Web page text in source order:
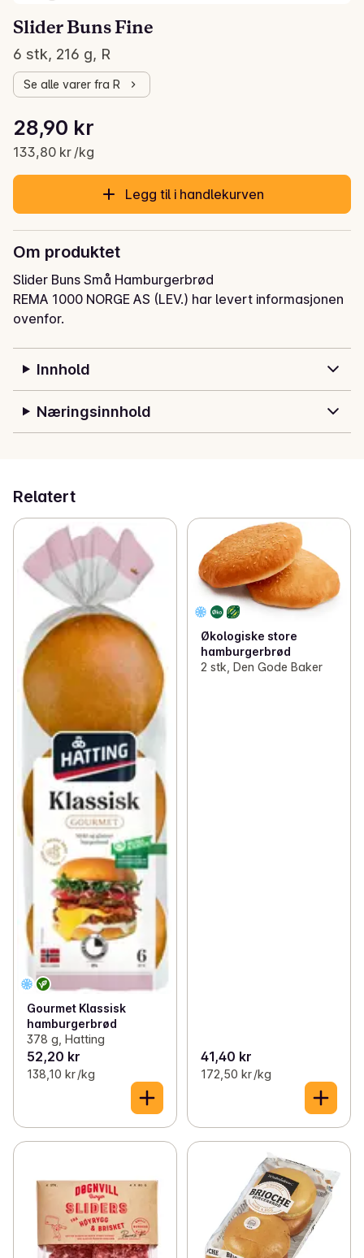
Slider Buns Fine
6 stk, 216 g, R
Se alle varer fra R
Gjeldende pris er: 28,90 kr
28,90 kr
133,80 kr /kg
Stykkpris: 133,80 kr /kg
Legg til i handlekurven
Om produktet
Slider Buns Små Hamburgerbrød
REMA 1000 NORGE AS (LEV.) har levert informasjonen
ovenfor.
Innhold
Næringsinnhold
Relatert
Gourmet Klassisk
hamburgerbrød
378 g, Hatting
52,20 kr
138,10 kr /kg
Økologiske store
hamburgerbrød
2 stk, Den Gode Baker
41,40 kr
172,50 kr /kg